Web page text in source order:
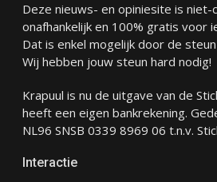
Deze nieuws- en opiniesite is niet-
onafhankelijk en 100% gratis voor
Dat is enkel mogelijk door de
Wij hebben jouw steun hard nodig!
Krapuul is nu de uitgave van de
heeft een eigen bankrekening.
NL96 SNSB 0339 8969 06 t.n.v.
Interactie